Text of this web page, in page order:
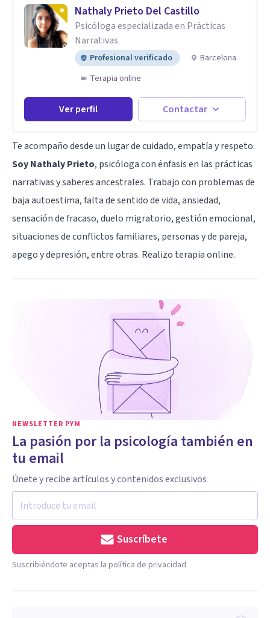
Nathaly Prieto Del Castillo
Psicóloga especializada en Prácticas
Narrativas
Profesional verificado
Barcelona
Terapia online
Ver perfil Contactar
Te acompaño desde un lugar de cuidado, empatía y respeto.
Soy Nathaly Prieto, psicóloga con énfasis en las prácticas
narrativas y saberes ancestrales. Trabajo con problemas de
baja autoestima, falta de sentido de vida, ansiedad,
sensación de fracaso, duelo migratorio, gestión emocional,
situaciones de conflictos familiares, personas y de pareja,
apego y depresión, entre otras. Realizo terapia online.
NEWSLETTER PYM
La pasión por la psicología también en
tu email
Únete y recibe artículos y contenidos exclusivos
Suscríbete
Suscribiéndote aceptas la política de privacidad